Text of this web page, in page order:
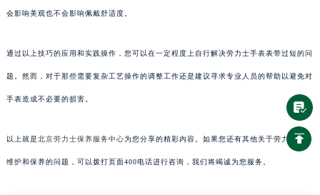
会影响美观也不会影响佩戴舒适度。
通过以上技巧的应用和实践操作，您可以在一定程度上自行解决劳力士手表表带过短的问
题。然而，对于那些需要复杂工艺操作的调整工作还是建议寻求专业人员的帮助以避免对
手表造成不必要的损害。
以上就是北京劳力士保养服务中心为您分享的精彩内容。如果您还有其他关于劳力士手表
维护和保养的问题，可以拨打页面400电话进行咨询，我们将竭诚为您服务。